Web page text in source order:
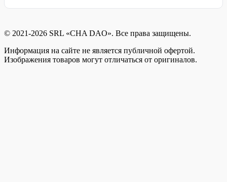
© 2021-2026 SRL «CHA DAO». Все права защищены.
Информация на сайте не является публичной офертой.
Изображения товаров могут отличаться от оригиналов.